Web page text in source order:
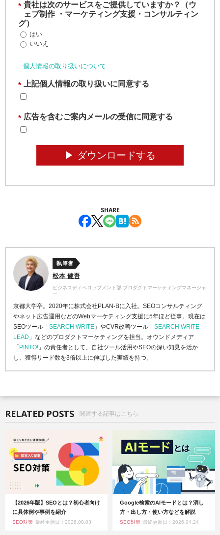
* 貴社は次のサービスをご提供していますか？（ウ
ェブ制作 ・マーケティング支援・コンサルティン
グ）
はい
いいえ
個人情報の取り扱いについて
* 上記個人情報の取り扱いに同意する
* 広告を含むご案内メールの受信に同意する
▶︎ ダウンロードする
SHARE
執筆者
松本 健吾
ビジネスディベロップメント部 プロダクトマーケティングマネージャ
ー
京都大学卒。2020年に株式会社PLAN-Bに入社。SEOコンサルティング
やネット広告運用などのWebマーケティング支援に5年ほど従事。現在は
SEOツール「 SEARCH WRITE 」やCVR改善ツール「 SEARCH WRITE
LEAD 」などのプロダクトマーケティングを担当。オウンドメディア
「 PINTO! 」の責任者として、自社ツール活用やSEOの深い知見を活か
し、獲得リード数を3倍以上に伸ばした実績を持つ。
RELATED POSTS 関連する記事はこちら
【2026年版】SEOとは？初心者向け
に具体例や事例を紹介
SEO対策 最終更新日：2026.08.03
Google検索のAIモードとは？消し
方・出し方・使い方などを解説
SEO対策 最終更新日：2026.04.24